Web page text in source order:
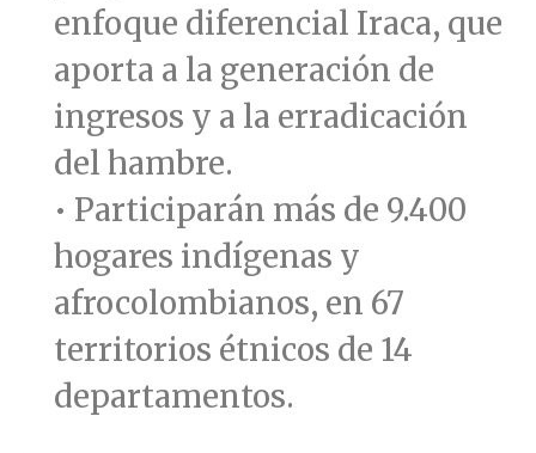
enfoque diferencial Iraca, que
aporta a la generación de
ingresos y a la erradicación
del hambre.
• Participarán más de 9.400
hogares indígenas y
afrocolombianos, en 67
territorios étnicos de 14
departamentos.